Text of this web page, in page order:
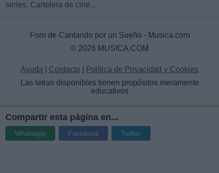
series. Cartelera de cine...
Foro de Cantando por un Sueño - Musica.com
© 2026 MUSICA.COM
Ayuda Contacto
Política de Privacidad y Cookies
Las letras disponibles tienen propósitos meramente
educativos
Compartir esta página en...
Whatsapp Facebook Twitter